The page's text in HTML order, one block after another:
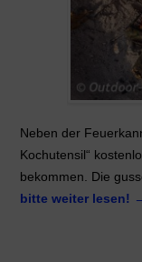
Neben der
Kochutensil“
bekommen. Die
bitte weiter lesen!